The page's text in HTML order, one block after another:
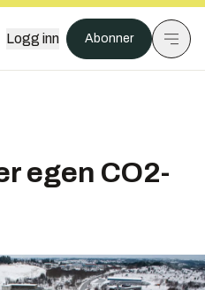
Logg inn Abonner
egen CO2-